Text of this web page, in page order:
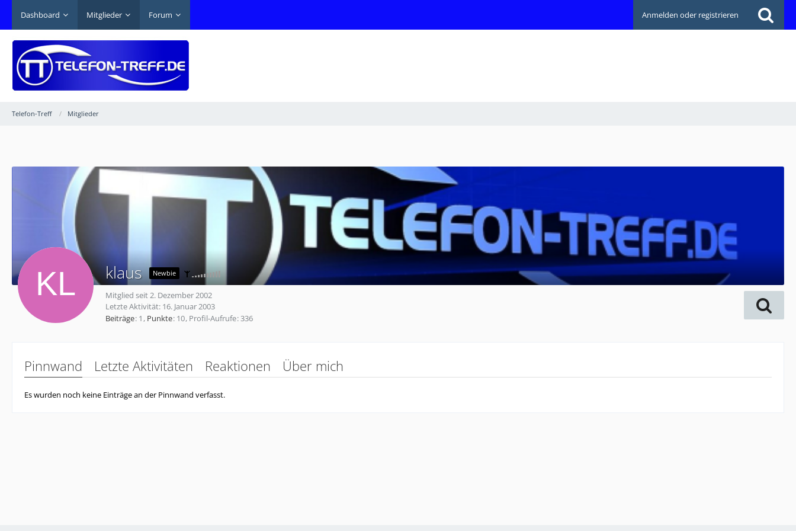
Dashboard Mitglieder Forum Anmelden oder registrieren
Telefon-Treff Mitglieder
klaus Newbie
Mitglied seit 2. Dezember 2002
Letzte Aktivität: 16. Januar 2003
Beiträge 1 Punkte 10 Profil-Aufrufe 336
Pinnwand Letzte Aktivitäten Reaktionen Über mich
Es wurden noch keine Einträge an der Pinnwand verfasst.